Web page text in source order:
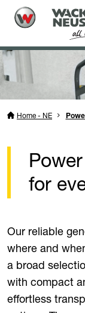
Home - NE
for
Our reliable
where and
a broad
with compact
effortless